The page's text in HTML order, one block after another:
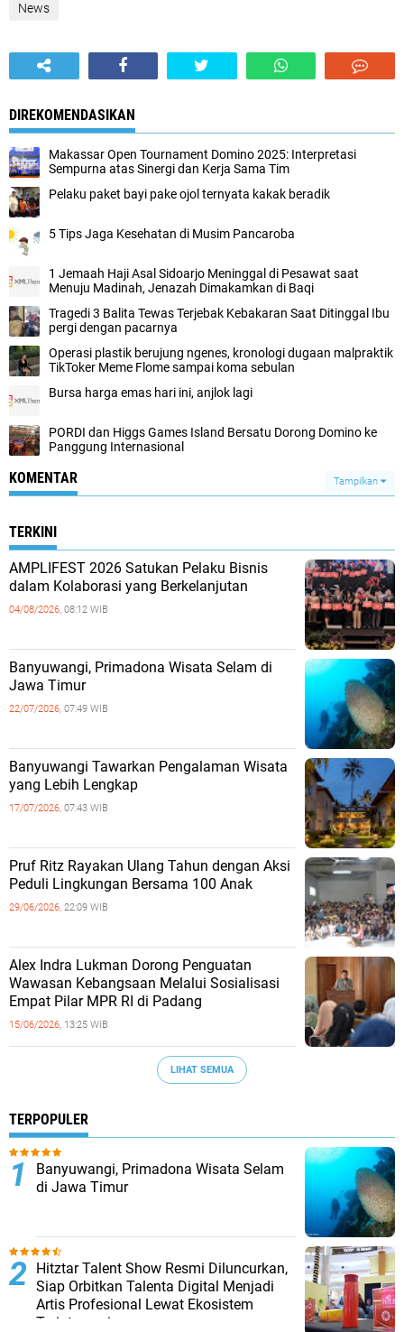
News
DIREKOMENDASIKAN
Makassar Open Tournament Domino 2025: Interpretasi
Sempurna atas Sinergi dan Kerja Sama Tim
Pelaku paket bayi pake ojol ternyata kakak beradik
5 Tips Jaga Kesehatan di Musim Pancaroba
1 Jemaah Haji Asal Sidoarjo Meninggal di Pesawat saat
Menuju Madinah, Jenazah Dimakamkan di Baqi
Tragedi 3 Balita Tewas Terjebak Kebakaran Saat Ditinggal Ibu
pergi dengan pacarnya
Operasi plastik berujung ngenes, kronologi dugaan malpraktik
TikToker Meme Flome sampai koma sebulan
Bursa harga emas hari ini, anjlok lagi
PORDI dan Higgs Games Island Bersatu Dorong Domino ke
Panggung Internasional
KOMENTAR Tampilkan
TERKINI
AMPLIFEST 2026 Satukan Pelaku Bisnis
dalam Kolaborasi yang Berkelanjutan
04/08/2026, 08:12 WIB
Banyuwangi, Primadona Wisata Selam di
Jawa Timur
22/07/2026, 07:49 WIB
Banyuwangi Tawarkan Pengalaman Wisata
yang Lebih Lengkap
17/07/2026, 07:43 WIB
Pruf Ritz Rayakan Ulang Tahun dengan Aksi
Peduli Lingkungan Bersama 100 Anak
29/06/2026, 22:09 WIB
Alex Indra Lukman Dorong Penguatan
Wawasan Kebangsaan Melalui Sosialisasi
Empat Pilar MPR RI di Padang
15/06/2026, 13:25 WIB
LIHAT SEMUA
TERPOPULER
Banyuwangi, Primadona Wisata Selam
di Jawa Timur
Hitztar Talent Show Resmi Diluncurkan,
Siap Orbitkan Talenta Digital Menjadi
Artis Profesional Lewat Ekosistem
Terintegrasi